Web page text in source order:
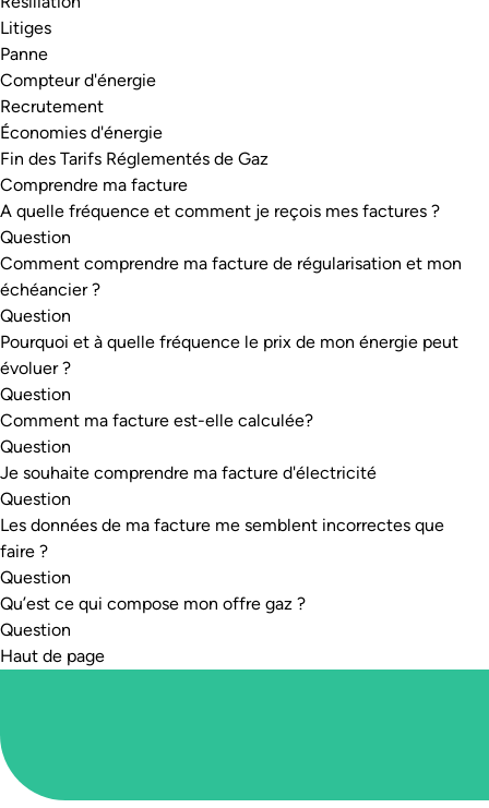
Litiges
Panne
Compteur d'énergie
Recrutement
Économies d'énergie
Fin des Tarifs Réglementés de Gaz
Comprendre ma facture
A quelle fréquence et comment je reçois mes factures ?
Question
Comment comprendre ma facture de régularisation et mon
échéancier ?
Question
Pourquoi et à quelle fréquence le prix de mon énergie peut
évoluer ?
Question
Comment ma facture est-elle calculée?
Question
Je souhaite comprendre ma facture d'électricité
Question
Les données de ma facture me semblent incorrectes que
faire ?
Question
Qu’est ce qui compose mon offre gaz ?
Question
Haut de page